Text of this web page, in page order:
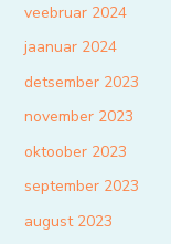
veebruar 2024
jaanuar 2024
detsember 2023
november 2023
oktoober 2023
september 2023
august 2023